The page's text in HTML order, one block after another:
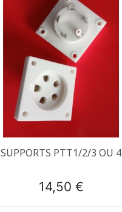
Aperçu rapide
SUPPORTS PTT1/2/3 OU 4
Prix
14,50 €